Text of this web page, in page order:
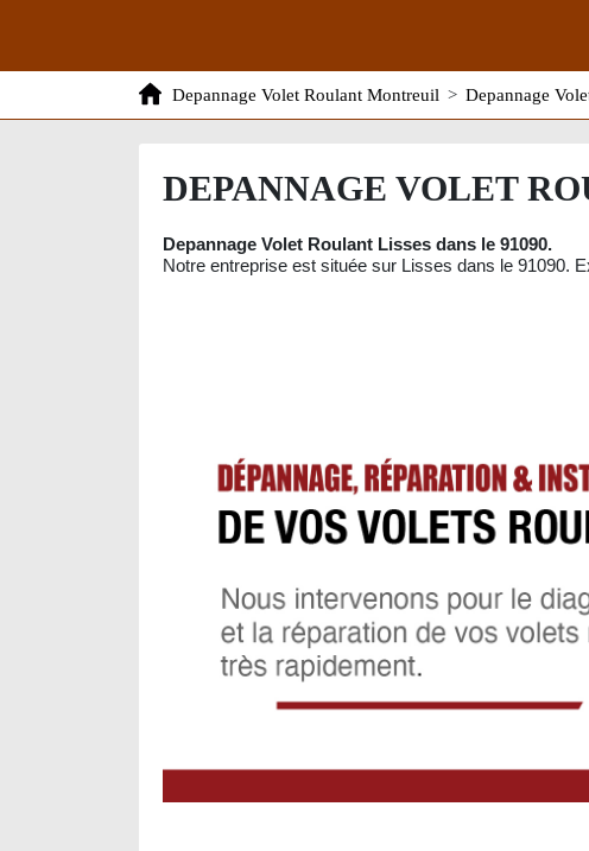
Depannage Volet Roulant Montreuil > Depannage
DEPANNAGE VOLET
Depannage Volet Roulant Lisses dans le 91090.
Notre entreprise est située sur Lisses dans le 91090.